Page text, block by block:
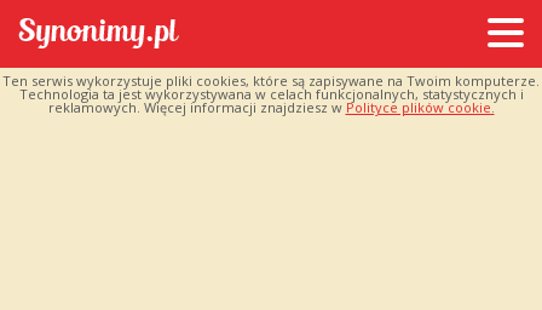
Ten serwis wykorzystuje pliki cookies, które są zapisywane na Twoim komputerze.
Technologia ta jest wykorzystywana w celach funkcjonalnych, statystycznych i
reklamowych. Więcej informacji znajdziesz w Polityce plików cookie.